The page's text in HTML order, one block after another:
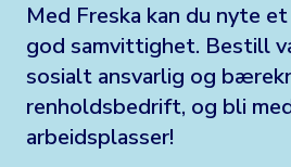
Med Freska kan du nyte
god samvittighet. Bestill
sosialt ansvarlig og
renholdsbedrift, og bli
arbeidsplasser!